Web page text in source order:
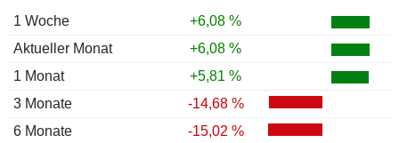
1 Woche
+6,08 %
Aktueller Monat
+6,08 %
1 Monat
+5,81 %
3 Monate
-14,68 %
6 Monate
-15,02 %